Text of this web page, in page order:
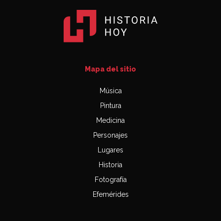
Mapa del sitio
Música
Pintura
Medicina
Personajes
Lugares
Historia
Fotografía
Efemérides